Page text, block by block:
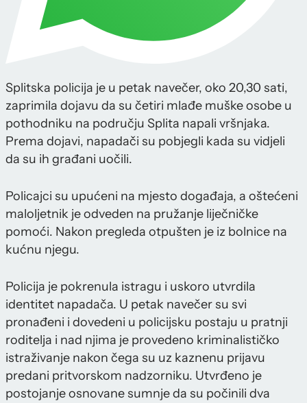
Splitska policija je u petak navečer, oko 20,30 sati,
zaprimila dojavu da su četiri mlađe muške osobe u
pothodniku na području Splita napali vršnjaka.
Prema dojavi, napadači su pobjegli kada su vidjeli
da su ih građani uočili.
Policajci su upućeni na mjesto događaja, a oštećeni
maloljetnik je odveden na pružanje liječničke
pomoći. Nakon pregleda otpušten je iz bolnice na
kućnu njegu.
Policija je pokrenula istragu i uskoro utvrdila
identitet napadača. U petak navečer su svi
pronađeni i dovedeni u policijsku postaju u pratnji
roditelja i nad njima je provedeno kriminalističko
istraživanje nakon čega su uz kaznenu prijavu
predani pritvorskom nadzorniku. Utvrđeno je
postojanje osnovane sumnje da su počinili dva